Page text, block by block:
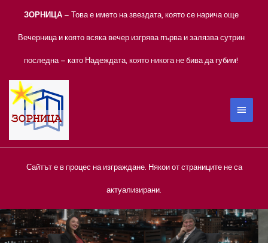
ЗОРНИЦА– Това е името на звездата, която се нарича още
Вечерница и която всяка вечер изгрява първа и залязва сутрин
последна – като Надеждата, която никога не бива да губим!
MAIN
Сайтът е в процес на изграждане. Някои от страниците не са
актуализирани.